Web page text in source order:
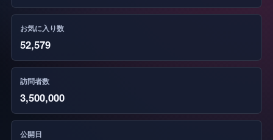
お気に入り数
52,579
訪問者数
3,500,000
公開日